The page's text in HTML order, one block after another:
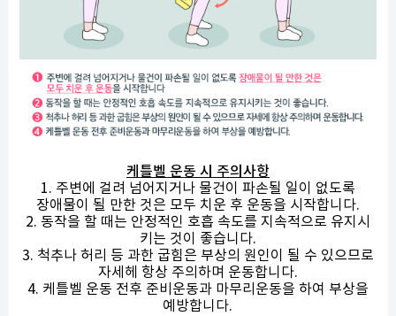
케틀벨 운동 시 주의사항
1. 주변에 걸려 넘어지거나 물건이 파손될 일이 없도록
장애물이 될 만한 것은 모두 치운 후 운동을 시작합니다.
2. 동작을 할 때는 안정적인 호흡 속도를 지속적으로 유지시
키는 것이 좋습니다.
3. 척추나 허리 등 과한 굽힘은 부상의 원인이 될 수 있으므로
자세헤 항상 주의하며 운동합니다.
4. 케틀벨 운동 전후 준비운동과 마무리운동을 하여 부상을
예방합니다.